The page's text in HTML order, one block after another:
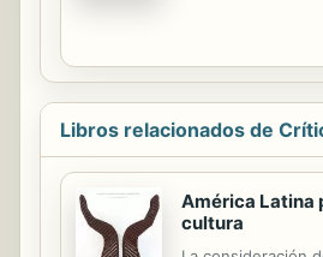
(Valladolid, 1893-
Perfeccionista, de
y tersura
agrupando su
fue
convirtiendose en
agregaron
Clamor, partes
Libros relacionados de
América Latina
cultura